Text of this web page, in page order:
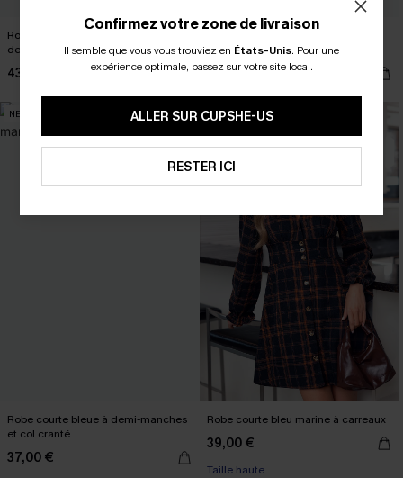
Robe courte rayée boutonnée
devant à ourlet bouffant
43,00 €
chemise demi manches
33,00 €
NEW
Robe courte bleue à demi-manches
et col cranté
37,00 €
Robe courte bleu marine à carreaux
39,00 €
Taille haute
Confirmez votre zone de livraison
Il semble que vous vous trouviez en États-Unis. Pour une
expérience optimale, passez sur votre site local.
ALLER SUR CUPSHE-US
RESTER ICI